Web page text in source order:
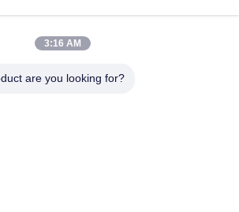
3:16 AM
are you looking for?